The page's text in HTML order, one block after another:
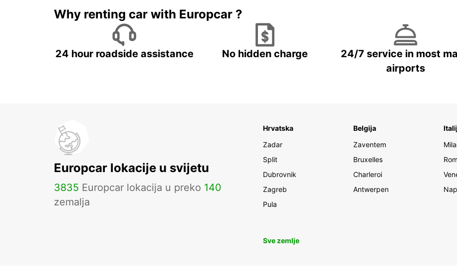
Why renting car with Europcar ?
24 hour roadside assistance No hidden charge
24/7 service in most
airports
Europcar lokacije u svijetu
3835 Europcar lokacija u preko 140
zemalja
Hrvatska
Zadar
Split
Dubrovnik
Zagreb
Pula
Belgija
Zaventem
Bruxelles
Charleroi
Antwerpen
Sve zemlje